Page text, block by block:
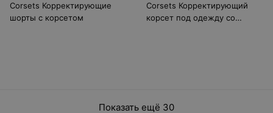
Corsets Корректирующие
шорты с корсетом
Corsets Корректирующий
корсет под одежду со
Показать ещё 30